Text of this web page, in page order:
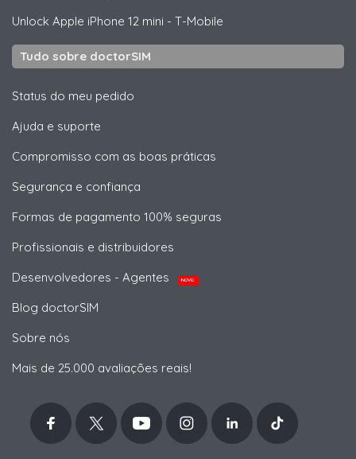
Unlock Apple iPhone 12 mini - T-Mobile
Tudo sobre doctorSIM
Status do meu pedido
Ajuda e suporte
Compromisso com as boas práticas
Segurança e confiança
Formas de pagamento 100% seguras
Profissionais e distribuidores
Desenvolvedores - Agentes
NOVO
Blog doctorSIM
Sobre nós
Mais de 25.000 avaliações reais!